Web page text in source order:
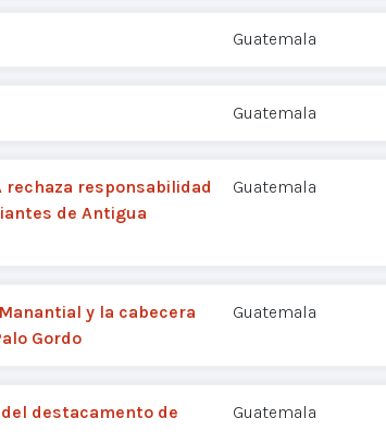
Guatemala
Guatemala
rechaza responsabilidad
de Antigua
Guatemala
y la cabecera
Gordo
Guatemala
destacamento de
Guatemala